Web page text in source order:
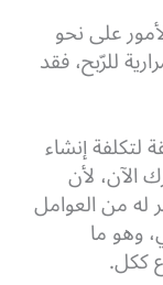
على نحو
للرّبح، فقد
إنشاء
الآن، لأن
من العوامل
وهو ما
ككل.